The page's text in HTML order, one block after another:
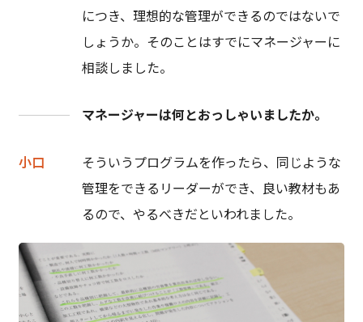
につき、理想的な管理ができるのではないで
しょうか。そのことはすでにマネージャーに
相談しました。
マネージャーは何とおっしゃいましたか。
小口
そういうプログラムを作ったら、同じような
管理をできるリーダーができ、良い教材もあ
るので、やるべきだといわれました。